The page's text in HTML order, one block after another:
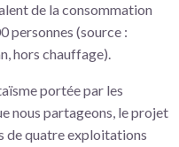
de la consommation
personnes (source :
hors chauffage).
portée par les
nous partageons, le projet
de quatre exploitations